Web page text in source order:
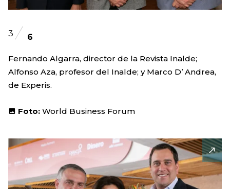
3 6
Fernando Algarra, director de la Revista Inalde;
Alfonso Aza, profesor del Inalde; y Marco D’ Andrea,
de Experis.
Foto: World Business Forum